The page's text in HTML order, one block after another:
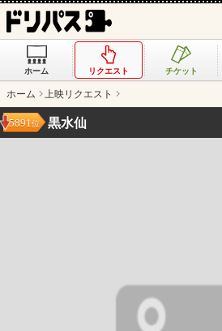
ホーム リクエスト チケット
ホーム 上映リクエスト
黒水仙
5891位